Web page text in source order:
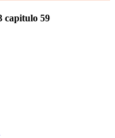
capitulo 59